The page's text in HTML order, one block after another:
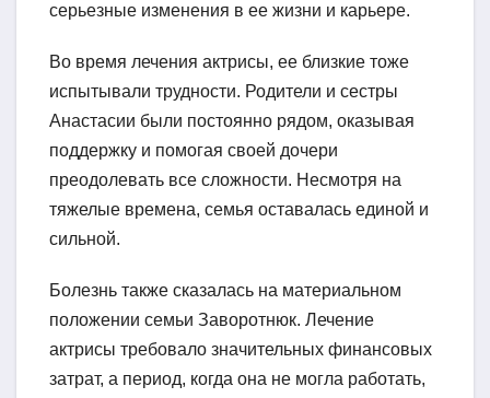
серьезные изменения в ее жизни и карьере.
Во время лечения актрисы, ее близкие тоже
испытывали трудности. Родители и сестры
Анастасии были постоянно рядом, оказывая
поддержку и помогая своей дочери
преодолевать все сложности. Несмотря на
тяжелые времена, семья оставалась единой и
сильной.
Болезнь также сказалась на материальном
положении семьи Заворотнюк. Лечение
актрисы требовало значительных финансовых
затрат, а период, когда она не могла работать,